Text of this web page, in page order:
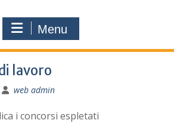
Menu
lavoro
web admin
i concorsi espletati